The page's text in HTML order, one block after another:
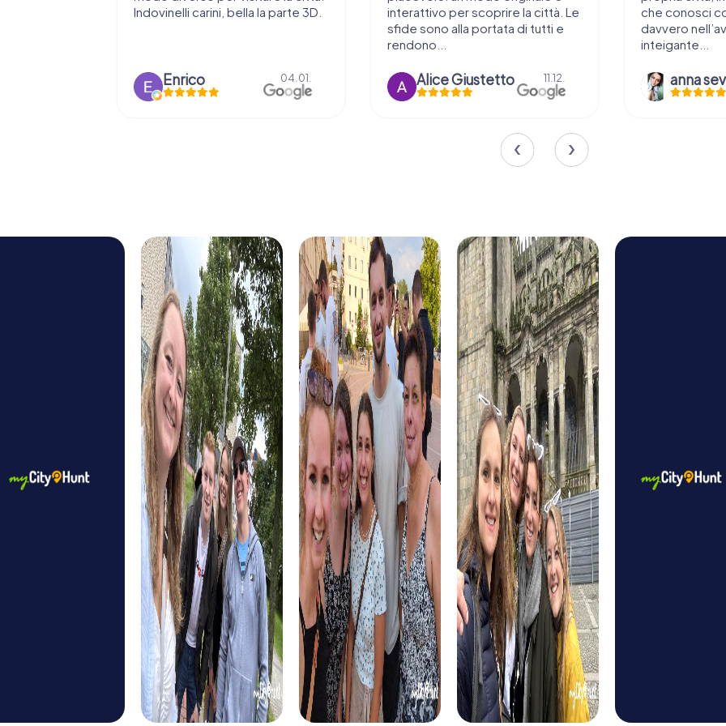
Indovinelli carini, bella la parte 3D.
04.01.
interattivo per scoprire la città. Le
sfide sono alla portata di tutti e
Alice Giustetto 11.12.
che conosci come fossero
davvero nell’avventura…
anna severgnini